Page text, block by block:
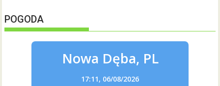
POGODA
Nowa Dęba, PL
17:11, 06/08/2026